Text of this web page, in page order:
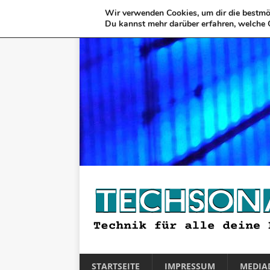
STARTSEITE IMPRESSUM
Wir verwenden Cookies, um dir die
Du kannst mehr darüber erfahren,